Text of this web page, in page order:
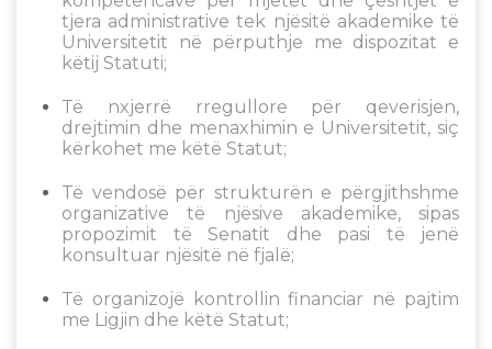
tjera administrative tek njësitë akademike të
Universitetit në përputhje me dispozitat e
këtij Statuti;
Të nxjerrë rregullore për qeverisjen,
drejtimin dhe menaxhimin e Universitetit, siç
kërkohet me këtë Statut;
Të vendosë për strukturën e përgjithshme
organizative të njësive akademike, sipas
propozimit të Senatit dhe pasi të jenë
konsultuar njësitë në fjalë;
Të organizojë kontrollin financiar në pajtim
me Ligjin dhe këtë Statut;